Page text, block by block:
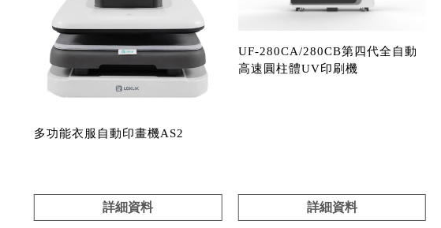
多功能衣服自動印畫機AS2
詳細資料
UF-280CA/280CB第四代全自動
高速圓柱體UV印刷機
詳細資料